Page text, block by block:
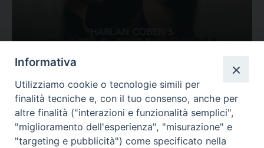
Valutazione
Complesso, Problematico
Tematica: Amore-Sentimenti, Carcere...
Informativa
Utilizziamo cookie o tecnologie simili per
finalità tecniche e, con il tuo consenso, anche per
altre finalità ("interazioni e funzionalità semplici",
"miglioramento dell'esperienza", "misurazione" e
"targeting e pubblicità") come specificato nella